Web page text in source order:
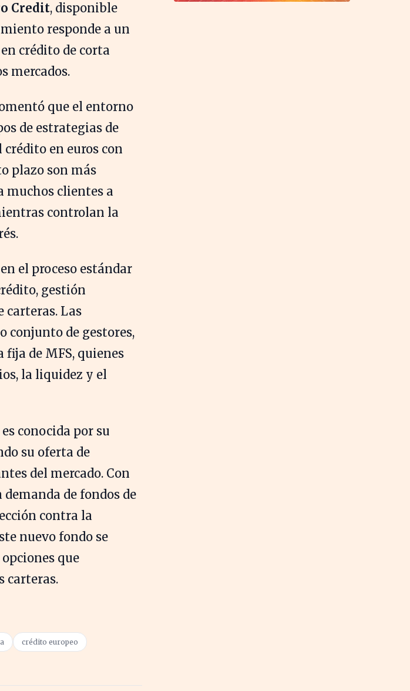
Credit, disponible
responde a un
crédito de corta
mercados.
que el entorno
de estrategias de
en euros con
plazo son más
muchos clientes a
controlan la
el proceso estándar
gestión
carteras. Las
conjunto de gestores,
de MFS, quienes
la liquidez y el
conocida por su
su oferta de
del mercado. Con
de fondos de
contra la
nuevo fondo se
que
carteras.
crédito europeo